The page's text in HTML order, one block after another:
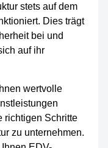
stets auf dem
Dies trägt
bei und
auf ihr
wertvolle
richtigen Schritte
zu unternehmen.